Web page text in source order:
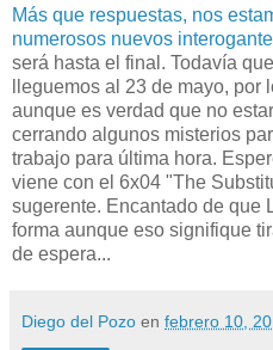
Más que respuestas, nos
numerosos nuevos
será hasta el final. Todavía
lleguemos al 23 de mayo, por
aunque es verdad que no
cerrando algunos misterios
trabajo para última hora.
viene con el 6x04 "The
sugerente. Encantado de que
forma aunque eso signifique
de espera...
Diego del Pozo en febrero 10,